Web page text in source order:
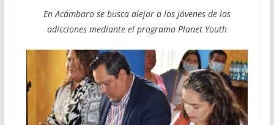
En Acámbaro se busca alejar a los jóvenes de las
adicciones mediante el programa Planet Youth